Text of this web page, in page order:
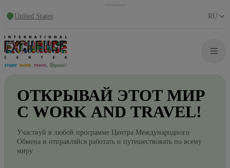
United States RU
ОТКРЫВАЙ ЭТОТ МИР
С WORK AND TRAVEL!
Участвуй в любой программе Центра Международного
Обмена и отправляйся работать и путешествовать по всему
миру